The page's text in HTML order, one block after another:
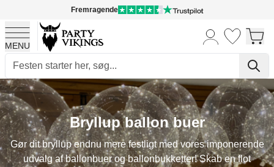
Fremragende
MENU
Skip to Content
Bryllup ballon buer
Gør dit bryllup endnu mere festligt med vores imponerende
udvalg af ballonbuer og ballonbukketter! Skab en flot